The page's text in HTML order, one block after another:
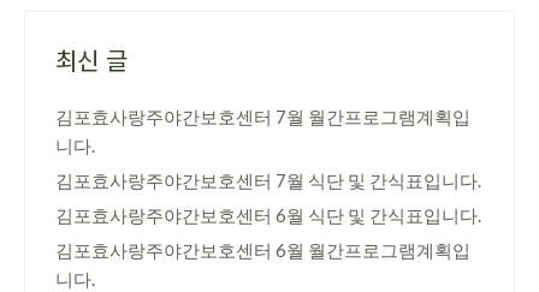
최신 글
김포효사랑주야간보호센터 7월 월간프로그램계획입
니다.
김포효사랑주야간보호센터 7월 식단 및 간식표입니다.
김포효사랑주야간보호센터 6월 식단 및 간식표입니다.
김포효사랑주야간보호센터 6월 월간프로그램계획입
니다.